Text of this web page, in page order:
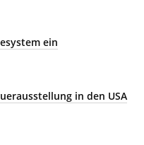
ein
in den USA